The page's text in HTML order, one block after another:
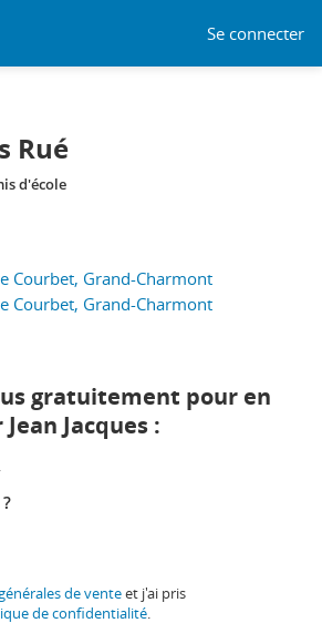
Se connecter
Rué
Courbet, Grand-Charmont
Courbet, Grand-Charmont
d'école
gratuitement pour en
Jacques :
de venteet j'ai pris
de confidentialité.